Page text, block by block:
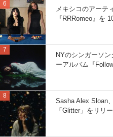
メキシコのアーテ
『RRRomeo』を
NYのシンガーソ
ーアルバム『
Sasha Alex Sloan
「Glitter」をリリー